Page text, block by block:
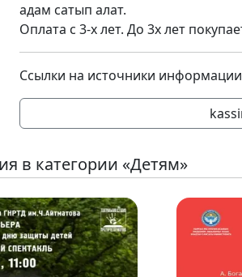
адам сатып алат.
Оплата с 3-х лет. До 3х лет
Ссылки на источники
в категории «Детям»